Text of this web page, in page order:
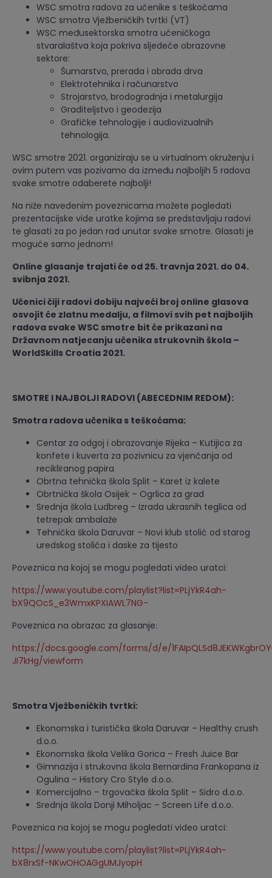
WSC smotra radova za učenike s teškoćama
WSC smotra Vježbeničkih tvrtki (VT)
WSC međusektorska smotra učeničkoga
stvaralaštva koja pokriva sljedeće obrazovne
sektore:
Šumarstvo, prerada i obrada drva
Elektrotehnika i računarstvo
Strojarstvo, brodogradnja i metalurgija
Graditeljstvo i geodezija
Grafičke tehnologije i audiovizualnih
tehnologija.
WSC smotre 2021. organiziraju se u virtualnom okruženju i
ovim putem vas pozivamo da između najboljih 5 radova
svake smotre odaberete najbolji!
Na niže navedenim poveznicama možete pogledati
prezentacijske vide uratke kojima se predstavljaju radovi
te glasati za po jedan rad unutar svake smotre. Glasati je
moguće samo jednom!
Online glasanje trajati će od 25. travnja 2021. do 04.
svibnja 2021.
Učenici čiji radovi dobiju najveći broj online glasova
osvojit će zlatnu medalju, a filmovi svih pet najboljih
radova svake WSC smotre bit će prikazani na
Državnom natjecanju učenika strukovnih škola –
WorldSkills Croatia 2021.
SMOTRE I NAJBOLJI RADOVI (ABECEDNIM REDOM):
Smotra radova učenika s teškoćama:
Centar za odgoj i obrazovanje Rijeka – Kutijica za
konfete i kuverta za pozivnicu za vjenčanja od
recikliranog papira
Obrtna tehnička škola Split – Karet iz kalete
Obrtnička škola Osijek – Ogrlica za grad
Srednja škola Ludbreg – Izrada ukrasnih teglica od
tetrepak ambalaže
Tehnička škola Daruvar – Novi klub stolić od starog
uredskog stolića i daske za tijesto
Poveznica na kojoj se mogu pogledati video uratci:
https://www.youtube.com/playlist?list=PLjYkR4ah-
bX9QOcS_e3WmxKPXIAWL7NG-
Poveznica na obrazac za glasanje:
https://docs.google.com/forms/d/e/
JI7kHg/viewform
Smotra Vježbeničkih tvrtki:
Ekonomska i turistička škola Daruvar – Healthy crush
d.o.o.
Ekonomska škola Velika Gorica – Fresh Juice Bar
Gimnazija i strukovna škola Bernardina Frankopana iz
Ogulina – History Cro Style d.o.o.
Komercijalno – trgovačka škola Split – Sidro d.o.o.
Srednja škola Donji Miholjac – Screen Life d.o.o.
Poveznica na kojoj se mogu pogledati video uratci:
https://www.youtube.com/playlist?list=PLjYkR4ah-
bX8rxSf-NKwOHOAGgUMJyopH